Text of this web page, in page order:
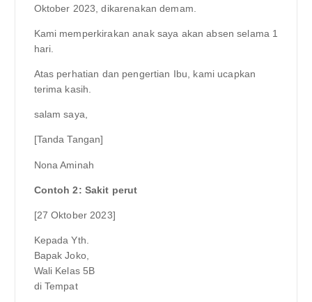
Oktober 2023, dikarenakan demam.
Kami memperkirakan anak saya akan absen selama 1
hari.
Atas perhatian dan pengertian Ibu, kami ucapkan
terima kasih.
salam saya,
[Tanda Tangan]
Nona Aminah
Contoh 2: Sakit perut
[27 Oktober 2023]
Kepada Yth.
Bapak Joko,
Wali Kelas 5B
di Tempat